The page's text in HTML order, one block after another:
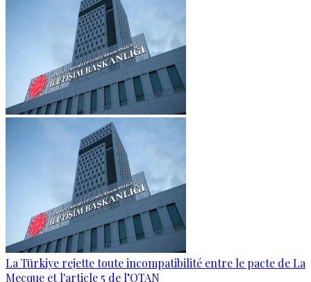
La Türkiye rejette toute incompatibilité entre le pacte de La
Mecque et l'article 5 de l’OTAN